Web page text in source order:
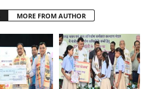
MORE FROM AUTHOR